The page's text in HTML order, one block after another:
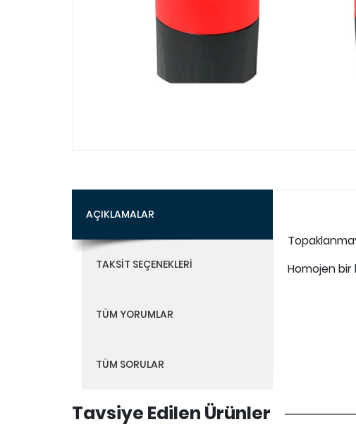
AÇIKLAMALAR
TAKSIT SEÇENEKLERI
TÜM YORUMLAR
TÜM SORULAR
Homojen bir
Tavsiye Edilen Ürünler